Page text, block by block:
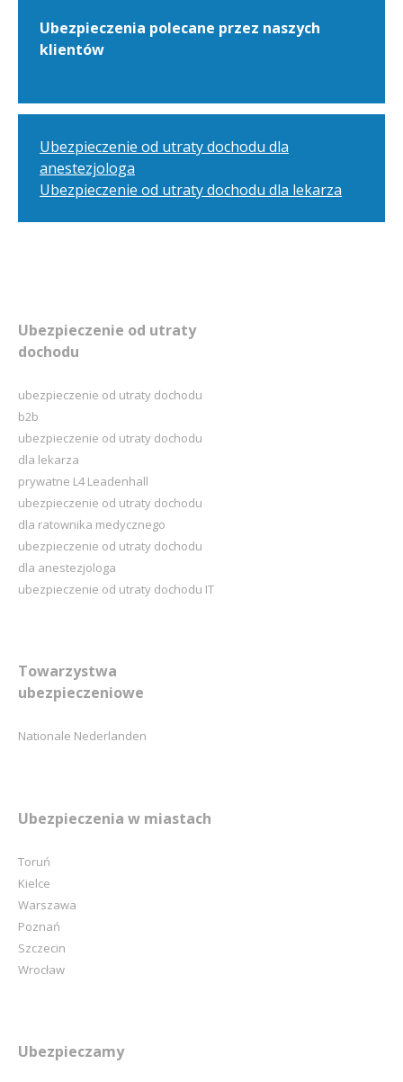
Ubezpieczenia polecane przez naszych
klientów
Ubezpieczenie od utraty dochodu dla
anestezjologa
Ubezpieczenie od utraty dochodu dla lekarza
Ubezpieczenie od utraty
dochodu
ubezpieczenie od utraty dochodu
b2b
ubezpieczenie od utraty dochodu
dla lekarza
prywatne L4 Leadenhall
ubezpieczenie od utraty dochodu
dla ratownika medycznego
ubezpieczenie od utraty dochodu
dla anestezjologa
ubezpieczenie od utraty dochodu IT
Towarzystwa
ubezpieczeniowe
Nationale Nederlanden
Ubezpieczenia w miastach
Toruń
Kielce
Warszawa
Poznań
Szczecin
Wrocław
Ubezpieczamy